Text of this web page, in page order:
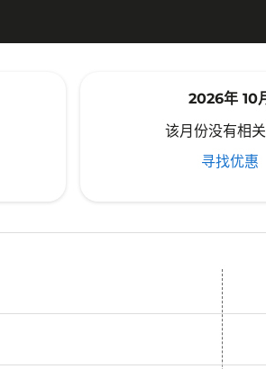
2026年 10
该月份没有相
寻找优惠
cmp-view-offers-disclaimer. 寻找优惠
cmp-view-offers-disclaimer. 寻找优
SBW–SYD: cmp-view-offers-disclaimer. 寻
SBW–SYD: cmp-view-offers-
SBW–SYD: cmp-view-offers-
SBW–SYD: cmp-view-
SBW–SYD: cmp-view-
SBW–SYD: cmp-
SBW–SYD: